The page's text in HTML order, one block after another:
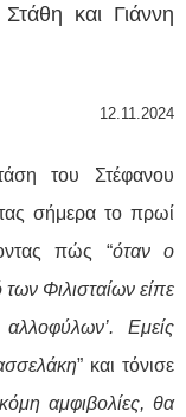
και Γιάννη
12.11.2024
του Στέφανου
σήμερα το πρωί
πώς “όταν ο
Φιλισταίων είπε
Εμείς
” και τόνισε
αμφιβολίες, θα